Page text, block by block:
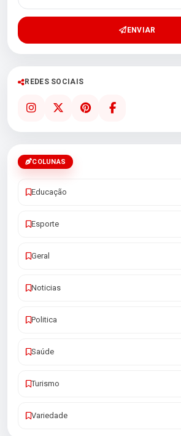
ENVIAR
REDES SOCIAIS
COLUNAS
Educação
Esporte
Geral
Noticias
Politica
Saúde
Turismo
Variedade